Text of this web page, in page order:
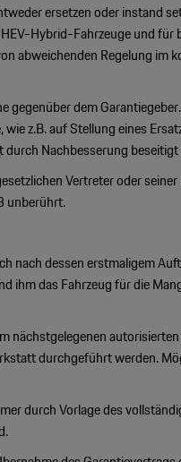
ersetzen oder instand
Hybrid-Fahrzeuge und
abweichenden Regelung
dem
z.B. auf Stellung eines
Nachbesserung
Vertreter oder
unberührt.
nach dessen erstmaligem
ihm das Fahrzeug für die
nächstgelegenen
durchgeführt werden.
durch Vorlage des